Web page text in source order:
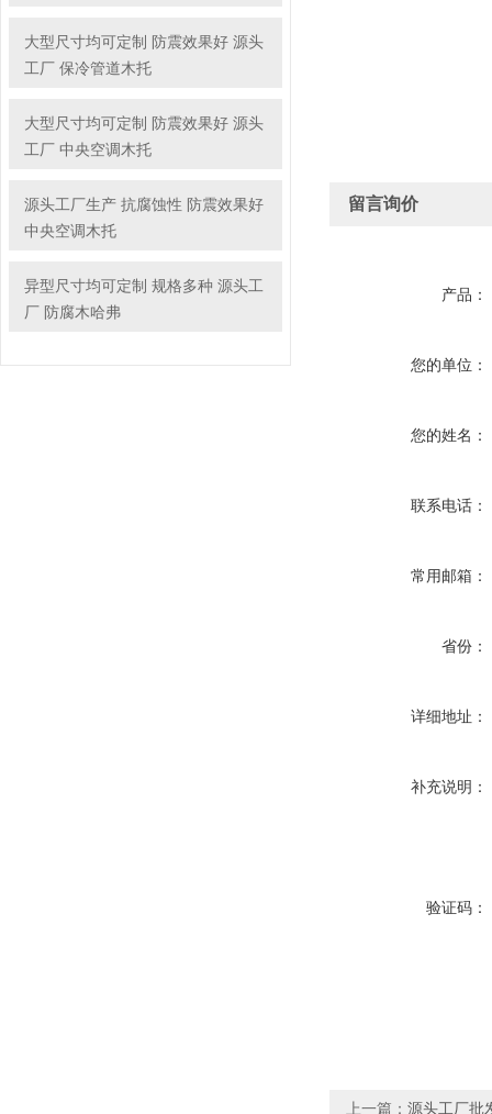
大型尺寸均可定制 防震效果好 源头
工厂 保冷管道木托
大型尺寸均可定制 防震效果好 源头
工厂 中央空调木托
源头工厂生产 抗腐蚀性 防震效果好
中央空调木托
异型尺寸均可定制 规格多种 源头工
厂 防腐木哈弗
留言询价
产品：
您的单位：
您的姓名：
联系电话：
常用邮箱：
省份：
详细地址：
补充说明：
验证码：
上一篇： 源头工厂批